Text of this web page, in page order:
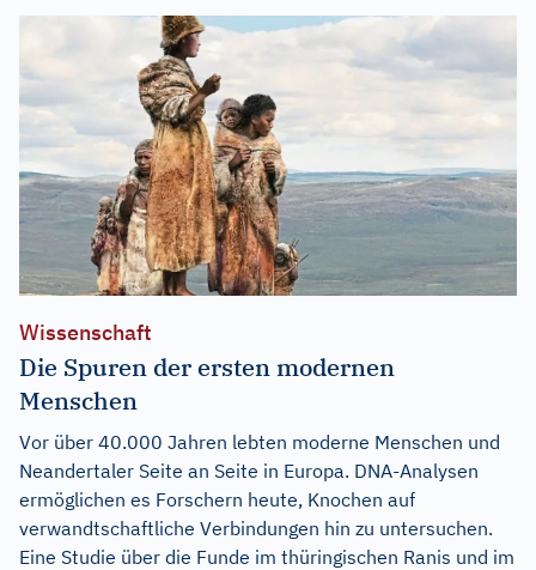
Wissenschaft
Die Spuren der ersten modernen
Menschen
Vor über 40.000 Jahren lebten moderne Menschen und
Neandertaler Seite an Seite in Europa. DNA-Analysen
ermöglichen es Forschern heute, Knochen auf
verwandtschaftliche Verbindungen hin zu untersuchen.
Eine Studie über die Funde im thüringischen Ranis und im